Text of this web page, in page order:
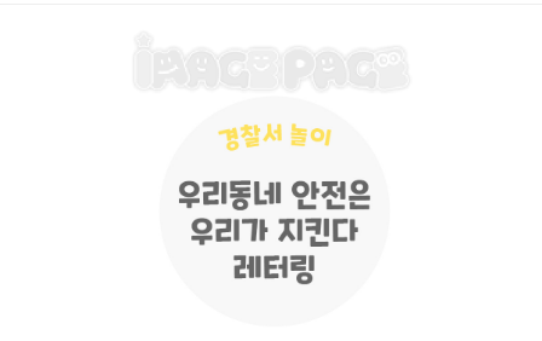
태그 : 우리동네안전은우리가지킨다레터링, 경찰서, 경찰서놀이, 공공기관, 관공서, 우리동
추가 설명 : 해당 상품에 대한 상세 정보는 이미지로 제공됩니다.